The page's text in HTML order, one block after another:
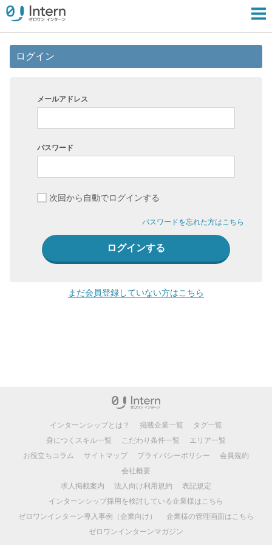
ログイン
メールアドレス
パスワード
次回から自動でログインする
パスワードを忘れた方はこちら
まだ会員登録していない方はこちら
インターンシップとは？ 掲載企業一覧
タグ一覧
身につくスキル一覧
こだわり条件一覧
エリア一覧
お役立ちコラム
サイトマップ プライバシーポリシー
会員規約
会社概要
求人掲載案内
法人向け利用規約
表記規定
インターンシップ採用を検討している企業様はこちら
ゼロワンインターン導入事例（企業向け）
企業様の管理画面はこちら
ゼロワンインターンマガジン